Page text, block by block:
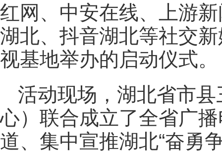
红网、中安在线、上游
湖北、抖音湖北等社交
视基地举办的启动仪式。
活动现场，湖北省市
心）联合成立了全省广
道、集中宣推湖北“奋勇